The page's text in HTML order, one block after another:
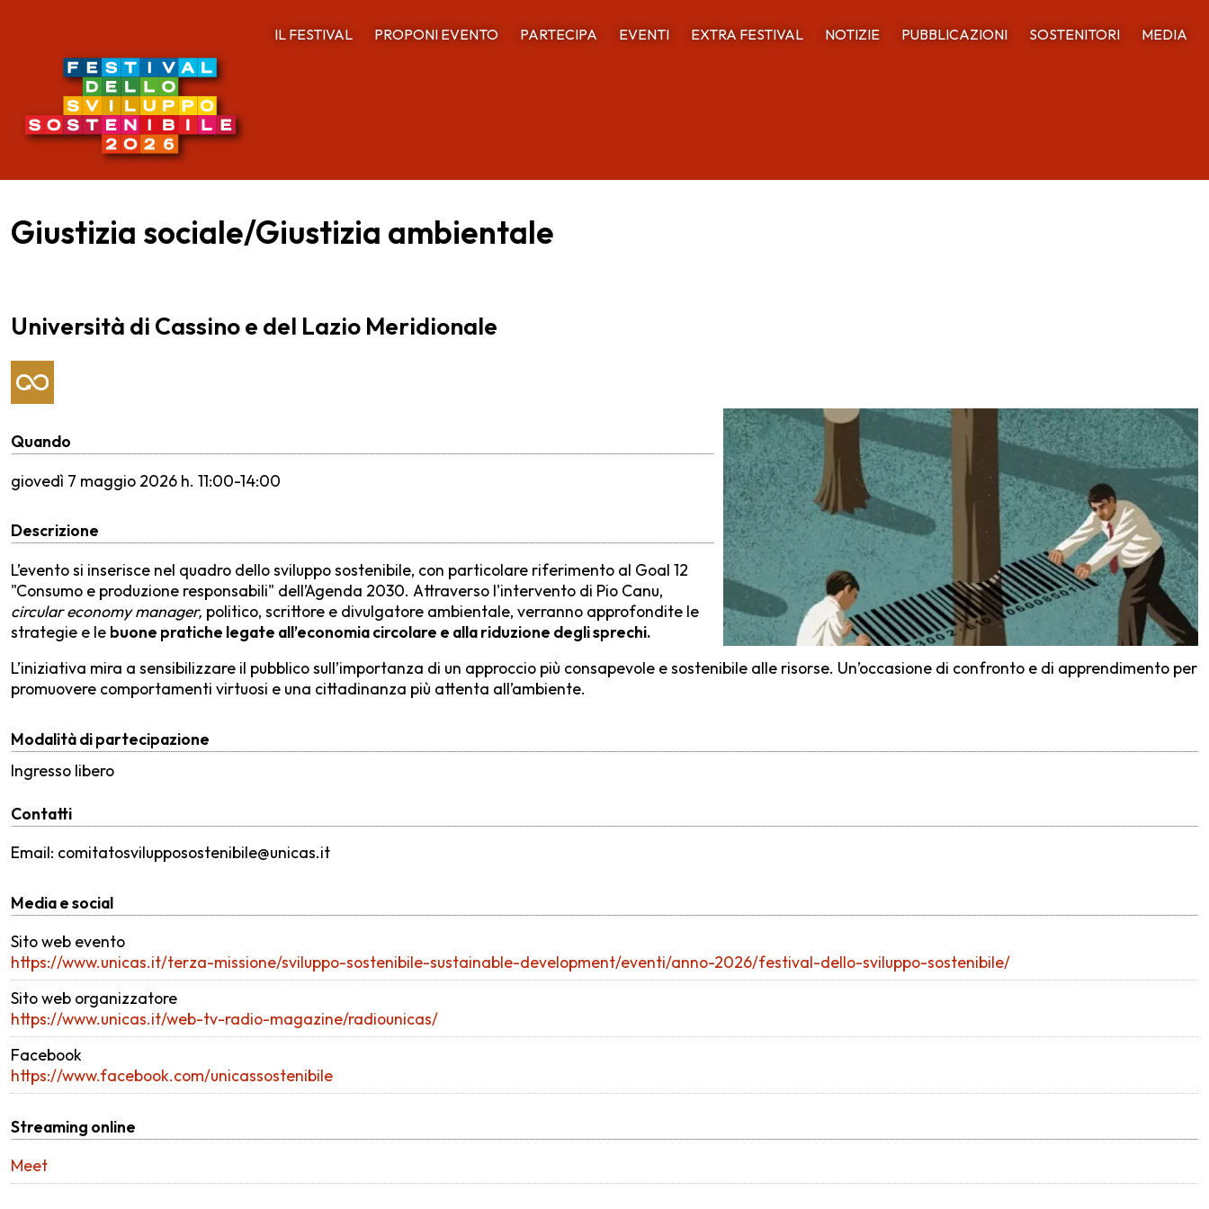
IL FESTIVAL PROPONI EVENTO PARTECIPA EVENTI EXTRA FESTIVAL NOTIZIE PUBBLICAZIONI SOSTENITORI MEDIA
Giustizia sociale/Giustizia ambientale
Università di Cassino e del Lazio Meridionale
Quando
giovedì 7 maggio 2026 h. 11:00-14:00
Descrizione
L’evento si inserisce nel quadro dello sviluppo sostenibile, con particolare riferimento al Goal 12
"Consumo e produzione responsabili" dell’Agenda 2030. Attraverso l'intervento di Pio Canu,
circular economy manager, politico, scrittore e divulgatore ambientale, verranno approfondite le
strategie e le buone pratiche legate all’economia circolare e alla riduzione degli sprechi.
L’iniziativa mira a sensibilizzare il pubblico sull’importanza di un approccio più consapevole e sostenibile alle risorse. Un’occasione di confronto e di apprendimento per
promuovere comportamenti virtuosi e una cittadinanza più attenta all’ambiente.
Modalità di partecipazione
Ingresso libero
Contatti
Email: comitatosvilupposostenibile@unicas.it
Media e social
Sito web evento
https://www.unicas.it/terza-missione/sviluppo-sostenibile-sustainable-development/eventi/anno-2026/festival-dello-sviluppo-sostenibile/
Sito web organizzatore
https://www.unicas.it/web-tv-radio-magazine/radiounicas/
Facebook
https://www.facebook.com/unicassostenibile
Streaming online
Meet